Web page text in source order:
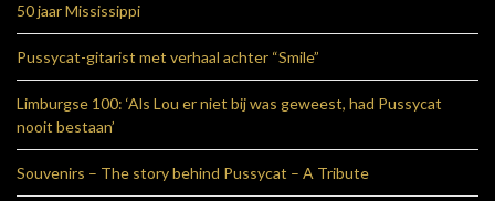
50 jaar Mississippi
Pussycat-gitarist met verhaal achter “Smile”
Limburgse 100: ‘Als Lou er niet bij was geweest, had Pussycat
nooit bestaan’
Souvenirs – The story behind Pussycat – A Tribute